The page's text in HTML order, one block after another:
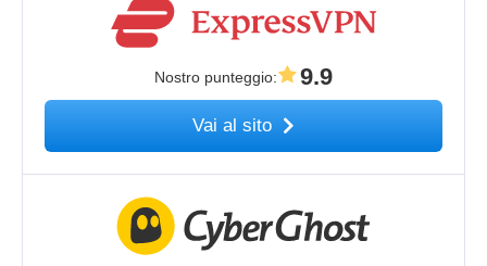
Nostro punteggio: 9.9
Vai al sito